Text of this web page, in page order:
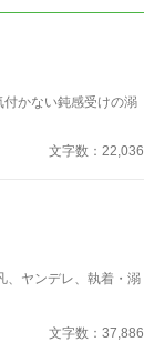
かない鈍感受けの溺
文字数：22,036
文字数：37,886